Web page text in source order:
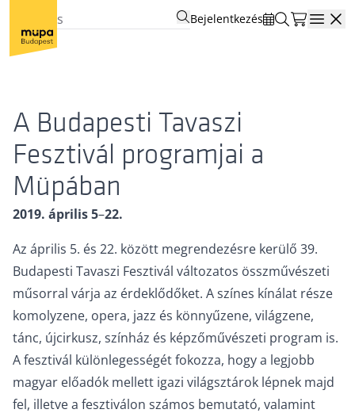
Bejelentkezés
A Budapesti Tavaszi
Fesztivál programjai a
Müpában
2019. április 5–22.
Az április 5. és 22. között megrendezésre kerülő 39.
Budapesti Tavaszi Fesztivál változatos összművészeti
műsorral várja az érdeklődőket. A színes kínálat része
komolyzene, opera, jazz és könnyűzene, világzene,
tánc, újcirkusz, színház és képzőművészeti program is.
A fesztivál különlegességét fokozza, hogy a legjobb
magyar előadók mellett igazi világsztárok lépnek majd
fel, illetve a fesztiválon számos bemutató, valamint